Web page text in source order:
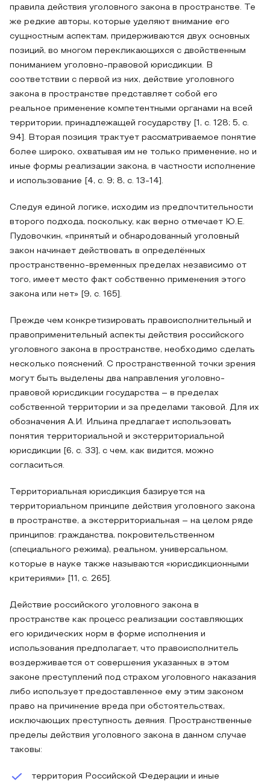
правила действия уголовного закона в пространстве. Те
же редкие авторы, которые уделяют внимание его
сущностным аспектам, придерживаются двух основных
позиций, во многом перекликающихся с двойственным
пониманием уголовно-правовой юрисдикции. В
соответствии с первой из них, действие уголовного
закона в пространстве представляет собой его
реальное применение компетентными органами на всей
территории, принадлежащей государству [1, с. 128; 5, с.
94]. Вторая позиция трактует рассматриваемое понятие
более широко, охватывая им не только применение, но и
иные формы реализации закона, в частности исполнение
и использование [4, с. 9; 8, с. 13-14].
Следуя единой логике, исходим из предпочтительности
второго подхода, поскольку, как верно отмечает Ю.Е.
Пудовочкин, «принятый и обнародованный уголовный
закон начинает действовать в определённых
пространственно-временных пределах независимо от
того, имеет место факт собственно применения этого
закона или нет» [9, с. 165].
Прежде чем конкретизировать правоисполнительный и
правоприменительный аспекты действия российского
уголовного закона в пространстве, необходимо сделать
несколько пояснений. С пространственной точки зрения
могут быть выделены два направления уголовно-
правовой юрисдикции государства – в пределах
собственной территории и за пределами таковой. Для их
обозначения А.И. Ильина предлагает использовать
понятия территориальной и экстерриториальной
юрисдикции [6, с. 33], с чем, как видится, можно
согласиться.
Территориальная юрисдикция базируется на
территориальном принципе действия уголовного закона
в пространстве, а экстерриториальная – на целом ряде
принципов: гражданства, покровительственном
(специального режима), реальном, универсальном,
которые в науке также называются «юрисдикционными
критериями» [11, с. 265].
Действие российского уголовного закона в
пространстве как процесс реализации составляющих
его юридических норм в форме исполнения и
использования предполагает, что правоисполнитель
воздерживается от совершения указанных в этом
законе преступлений под страхом уголовного наказания
либо использует предоставленное ему этим законом
право на причинение вреда при обстоятельствах,
исключающих преступность деяния. Пространственные
пределы действия уголовного закона в данном случае
таковы:
территория Российской Федерации и иные